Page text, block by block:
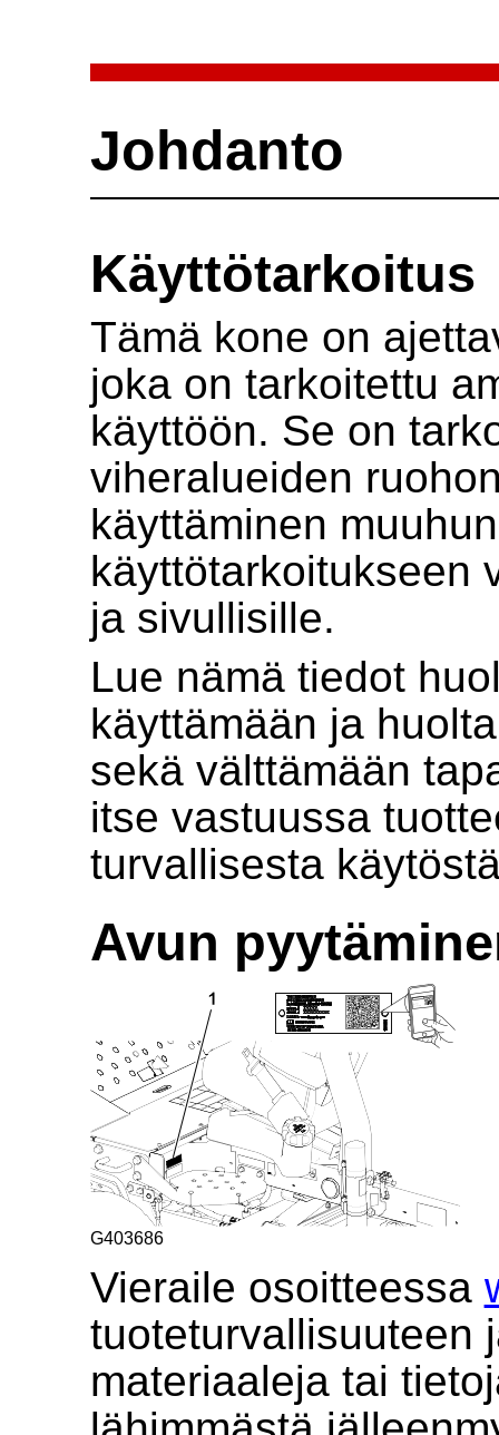
Johdanto
Käyttötarkoitus
Tämä kone on
joka on tarkoitettu
käyttöön. Se on
viheralueiden
käyttäminen
käyttötarkoitukseen
ja sivullisille.
Lue nämä tiedot
käyttämään ja
sekä välttämään
itse vastuussa
turvallisesta
Avun
G403686
Vieraile osoitteessa
tuoteturvallisuuteen
materiaaleja tai